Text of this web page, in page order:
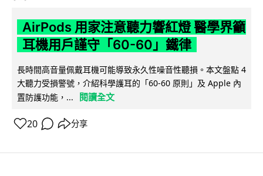
AirPods 用家注意聽力響紅燈 醫學界籲
耳機用戶謹守「60-60」鐵律
長時間高音量佩戴耳機可能導致永久性噪音性聽損。本文盤點 4
大聽力受損警號，介紹科學護耳的「60-60 原則」及 Apple 內
置防護功能，...
閱讀全文
20 分享